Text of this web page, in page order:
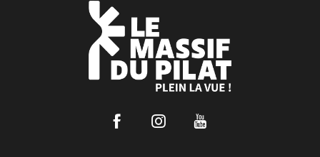
FacebookInstagram